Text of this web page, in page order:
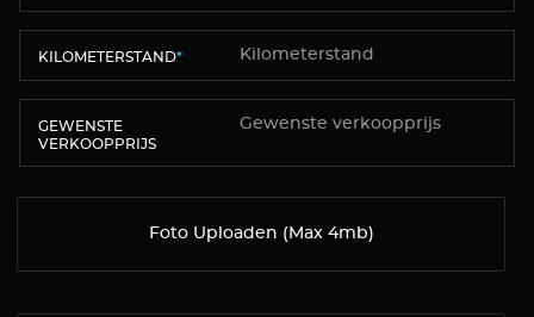
KILOMETERSTAND*
GEWENSTE
VERKOOPPRIJS
Foto Uploaden (Max 4mb)